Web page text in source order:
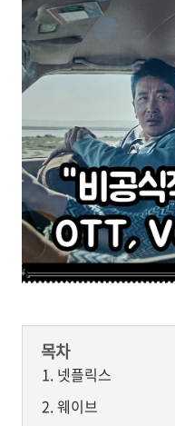
목차
넷플릭스
웨이브